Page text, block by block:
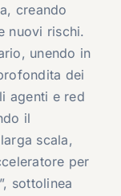
creando
nuovi rischi.
unendo in
dei
agenti e red
il
scala,
per
sottolinea